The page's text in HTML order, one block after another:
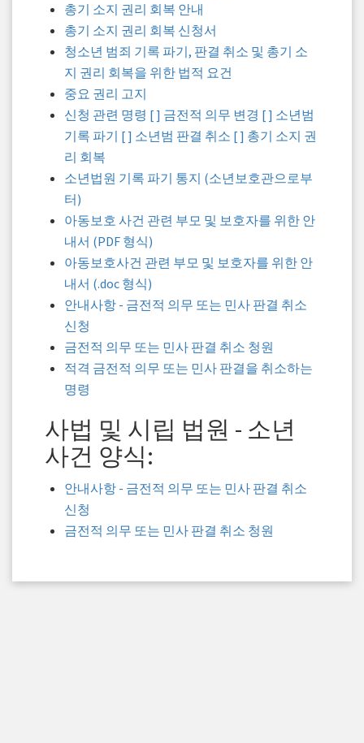
총기 소지 권리 회복 안내
총기 소지 권리 회복 신청서
청소년 범죄 기록 파기, 판결 취소 및 총기 소
지 권리 회복을 위한 법적 요건
중요 권리 고지
신청 관련 명령 [ ] 금전적 의무 변경 [ ] 소년범
기록 파기 [ ] 소년범 판결 취소 [ ] 총기 소지 권
리 회복
소년법원 기록 파기 통지 (소년보호관으로부
터)
아동보호 사건 관련 부모 및 보호자를 위한 안
내서 (PDF 형식)
아동보호사건 관련 부모 및 보호자를 위한 안
내서 (.doc 형식)
안내사항 - 금전적 의무 또는 민사 판결 취소
신청
금전적 의무 또는 민사 판결 취소 청원
적격 금전적 의무 또는 민사 판결을 취소하는
명령
사법 및 시립 법원 - 소년
사건 양식:
안내사항 - 금전적 의무 또는 민사 판결 취소
신청
금전적 의무 또는 민사 판결 취소 청원